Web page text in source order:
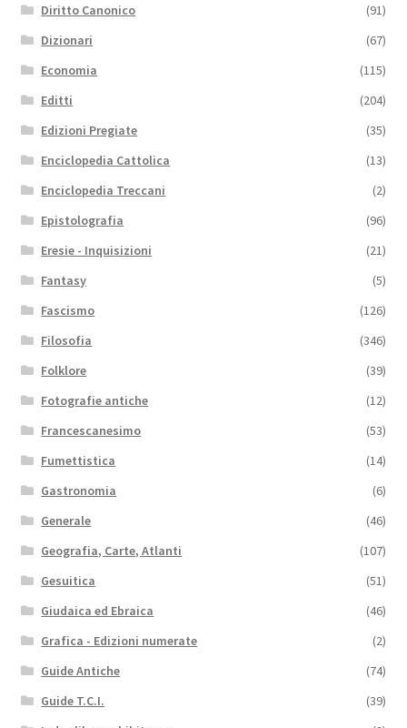
Diritto Canonico
(91)
Dizionari
(67)
Economia
(115)
Editti
(204)
Edizioni Pregiate
(35)
Enciclopedia Cattolica
(13)
Enciclopedia Treccani
(2)
Epistolografia
(96)
Eresie - Inquisizioni
(21)
Fantasy
(5)
Fascismo
(126)
Filosofia
(346)
Folklore
(39)
Fotografie antiche
(12)
Francescanesimo
(53)
Fumettistica
(14)
Gastronomia
(6)
Generale
(46)
Geografia, Carte, Atlanti
(107)
Gesuitica
(51)
Giudaica ed Ebraica
(46)
Grafica - Edizioni numerate
(2)
Guide Antiche
(74)
Guide T.C.I.
(39)